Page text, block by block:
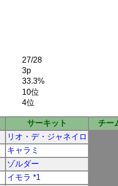
27/28
3p
33.3%
10位
4位
サーキット
チー
リオ・デ・ジャネイロ
キャラミ
ゾルダー
イモラ *1